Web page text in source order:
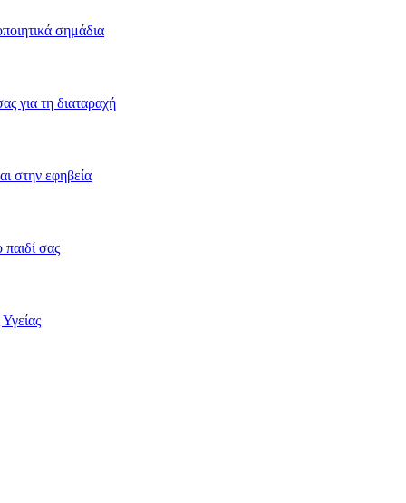
σημάδια
για τη διαταραχή
στην εφηβεία
σας